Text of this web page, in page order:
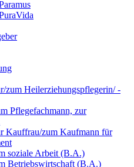
zum Heilerziehungspflegerin/ -
Pflegefachmann, zur
Kauffrau/zum Kaufmann für
soziale Arbeit (B.A.)
Betriebswirtschaft (B.A.)